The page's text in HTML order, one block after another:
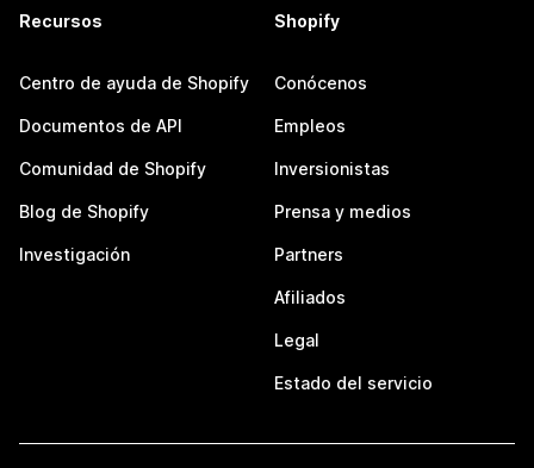
Recursos
Centro de ayuda de Shopify
Documentos de API
Comunidad de Shopify
Blog de Shopify
Investigación
Shopify
Conócenos
Empleos
Inversionistas
Prensa y medios
Partners
Afiliados
Legal
Estado del servicio